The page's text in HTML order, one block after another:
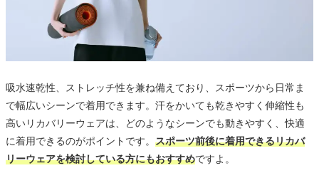
吸水速乾性、ストレッチ性を兼ね備えており、スポーツから日常ま
で幅広いシーンで着用できます。汗をかいても乾きやすく伸縮性も
高いリカバリーウェアは、どのようなシーンでも動きやすく、快適
に着用できるのがポイントです。 スポーツ前後に着用できるリカバ
リーウェアを検討している方にもおすすめですよ。